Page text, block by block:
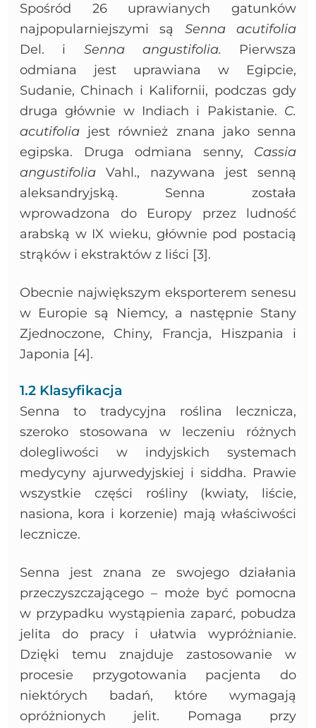
Spośród 26 uprawianych gatunków
najpopularniejszymi są Senna acutifolia
Del. i Senna angustifolia. Pierwsza
odmiana jest uprawiana w Egipcie,
Sudanie, Chinach i Kalifornii, podczas gdy
druga głównie w Indiach i Pakistanie. C.
acutifolia jest również znana jako senna
egipska. Druga odmiana senny, Cassia
angustifolia Vahl., nazywana jest senną
aleksandryjską. Senna została
wprowadzona do Europy przez ludność
arabską w IX wieku, głównie pod postacią
strąków i ekstraktów z liści [3].
Obecnie największym eksporterem senesu
w Europie są Niemcy, a następnie Stany
Zjednoczone, Chiny, Francja, Hiszpania i
Japonia [4].
1.2 Klasyfikacja
Senna to tradycyjna roślina lecznicza,
szeroko stosowana w leczeniu różnych
dolegliwości w indyjskich systemach
medycyny ajurwedyjskiej i siddha. Prawie
wszystkie części rośliny (kwiaty, liście,
nasiona, kora i korzenie) mają właściwości
lecznicze.
Senna jest znana ze swojego działania
przeczyszczającego – może być pomocna
w przypadku wystąpienia zaparć, pobudza
jelita do pracy i ułatwia wypróżnianie.
Dzięki temu znajduje zastosowanie w
procesie przygotowania pacjenta do
niektórych badań, które wymagają
opróżnionych jelit. Pomaga przy